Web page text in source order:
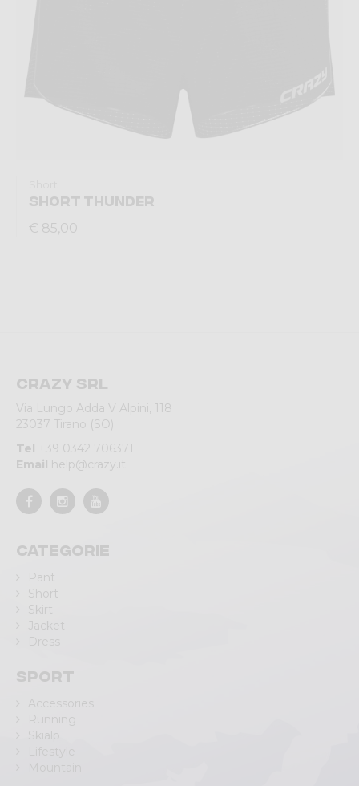
SHORT THUNDER
€ 85,00
Crazy srl
Via Lungo Adda V Alpini, 118
23037 Tirano (SO)
Tel +39 0342 706371
Email help@crazy.it
Categorie
Pant
Short
Skirt
Jacket
Dress
Sport
Accessories
Running
Skialp